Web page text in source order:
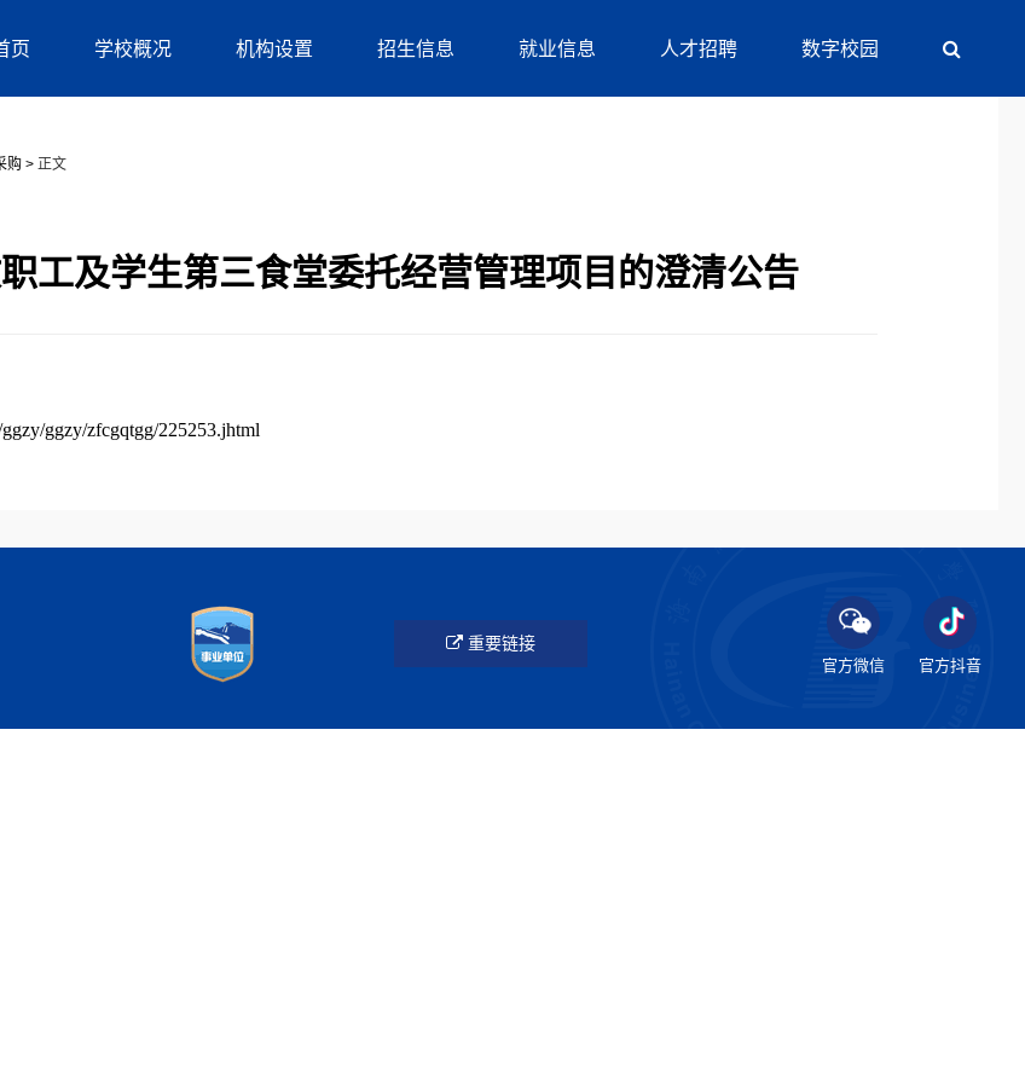
页 学校概况 机构设置 招生信息 就业信息 人才招聘 数字校园
购 > 正文
工及学生第三食堂委托经营管理项目的澄清公告
ggzy/zfcgqtgg/225253.jhtml
重要链接
官方抖音
官方微信